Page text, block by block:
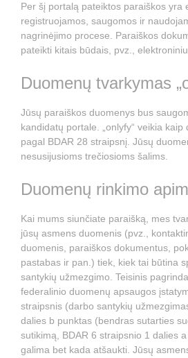
Per šį portalą pateiktos paraiškos yra
registruojamos, saugomos ir
nagrinėjimo procese. Paraiškos
pateikti kitais būdais, pvz.,
Duomenų tvarkymas
Jūsų paraiškos duomenys bus
kandidatų portale. „onlyfy“ veikia
pagal BDAR 28 straipsnį. Jūsų
nesusijusioms trečiosioms šalims.
Duomenų rinkimo
Kai mums siunčiate paraišką, mes
jūsų asmens duomenis (pvz.,
duomenis, paraiškos dokumentus,
pastabas ir pan.) tiek, kiek tai būtina
santykių užmezgimo. Teisinis
federalinio duomenų apsaugos
straipsnis (darbo santykių
dalies b punktas (bendras sutarties
sutikimą, BDAR 6 straipsnio 1 dalies
galima bet kada atšaukti. Jūsų